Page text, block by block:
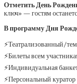
Отметить День
ключ» — гостям
В программу Дня
⚡Театрализованный/
⚡Билеты всем
⚡Индивидуальная
⚡Персональный